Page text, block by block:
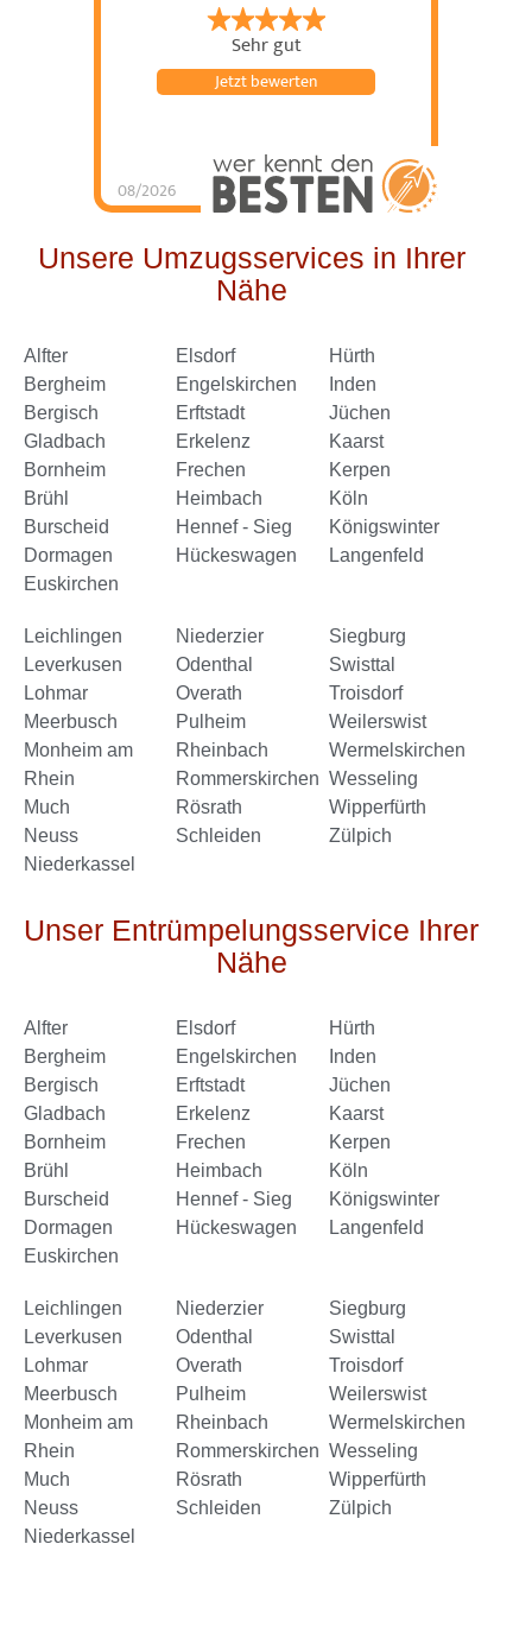
Sehr gut
08/2026
Jetzt bewerten
Schorn Umzüge &
Service hat 4.98von
Umzüge &
ServiceBewertungen
auf
Unsere Umzugsservices in Ihrer
Nähe
Alfter
Bergheim
Bergisch
Gladbach
Bornheim
Brühl
Burscheid
Dormagen
Euskirchen
Elsdorf
Engelskirchen
Erftstadt
Erkelenz
Frechen
Heimbach
Hennef - Sieg
Hückeswagen
Hürth
Inden
Jüchen
Kaarst
Kerpen
Köln
Königswinter
Langenfeld
Leichlingen
Leverkusen
Lohmar
Meerbusch
Monheim am
Rhein
Much
Neuss
Niederkassel
Niederzier
Odenthal
Overath
Pulheim
Rheinbach
Rommerskirchen
Rösrath
Schleiden
Siegburg
Swisttal
Troisdorf
Weilerswist
Wermelskirchen
Wesseling
Wipperfürth
Zülpich
Unser Entrümpelungsservice Ihrer
Nähe
Alfter
Bergheim
Bergisch
Gladbach
Bornheim
Brühl
Burscheid
Dormagen
Euskirchen
Elsdorf
Engelskirchen
Erftstadt
Erkelenz
Frechen
Heimbach
Hennef - Sieg
Hückeswagen
Hürth
Inden
Jüchen
Kaarst
Kerpen
Köln
Königswinter
Langenfeld
Leichlingen
Leverkusen
Lohmar
Meerbusch
Monheim am
Rhein
Much
Neuss
Niederkassel
Niederzier
Odenthal
Overath
Pulheim
Rheinbach
Rommerskirchen
Rösrath
Schleiden
Siegburg
Swisttal
Troisdorf
Weilerswist
Wermelskirchen
Wesseling
Wipperfürth
Zülpich